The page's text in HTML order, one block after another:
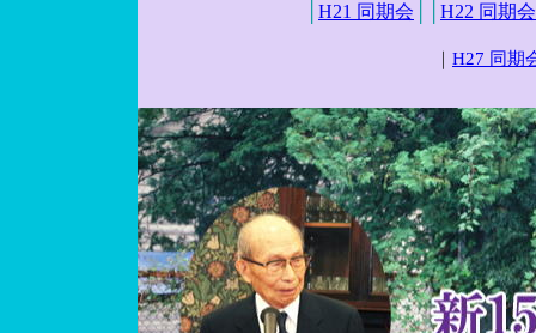
H21 同期会 H22 同期会
H27 同期